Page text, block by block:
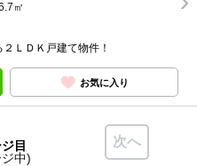
㎡
ＬＤＫ戸建て物件！
お気に入り
次へ
目
中)